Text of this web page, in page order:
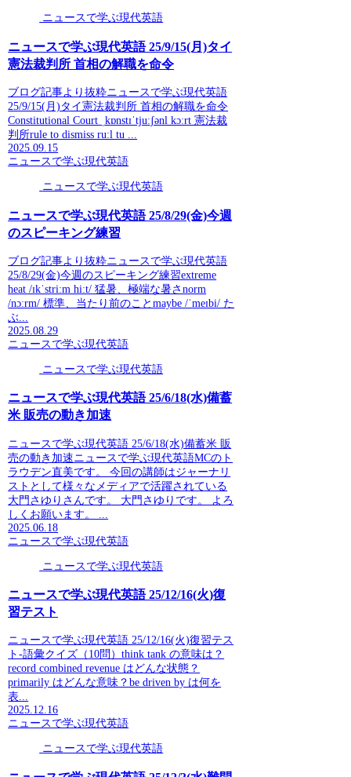
ニュースで学ぶ現代英語
ニュースで学ぶ現代英語 25/9/15(月)タイ
憲法裁判所 首相の解職を命令
ブログ記事より抜粋ニュースで学ぶ現代英語
25/9/15(月)タイ憲法裁判所 首相の解職を命令
Constitutional Court ˌkɒnstɪˈtjuːʃənl kɔːrt 憲法裁
判所rule to dismiss ruːl tu ...
2025.09.15
ニュースで学ぶ現代英語
ニュースで学ぶ現代英語
ニュースで学ぶ現代英語 25/8/29(金)今週
のスピーキング練習
ブログ記事より抜粋ニュースで学ぶ現代英語
25/8/29(金)今週のスピーキング練習extreme
heat /ɪkˈstriːm hiːt/ 猛暑、極端な暑さnorm
/nɔːrm/ 標準、当たり前のことmaybe /ˈmeɪbi/ た
ぶ...
2025.08.29
ニュースで学ぶ現代英語
ニュースで学ぶ現代英語
ニュースで学ぶ現代英語 25/6/18(水)備蓄
米 販売の動き加速
ニュースで学ぶ現代英語 25/6/18(水)備蓄米 販
売の動き加速ニュースで学ぶ現代英語MCのト
ラウデン直美です。 今回の講師はジャーナリ
ストとして様々なメディアで活躍されている
大門さゆりさんです。 大門さゆりです。 よろ
しくお願います。 ...
2025.06.18
ニュースで学ぶ現代英語
ニュースで学ぶ現代英語
ニュースで学ぶ現代英語 25/12/16(火)復
習テスト
ニュースで学ぶ現代英語 25/12/16(火)復習テス
ト-語彙クイズ（10問）think tank の意味は？
record combined revenue はどんな状態？
primarily はどんな意味？be driven by は何を
表...
2025.12.16
ニュースで学ぶ現代英語
ニュースで学ぶ現代英語